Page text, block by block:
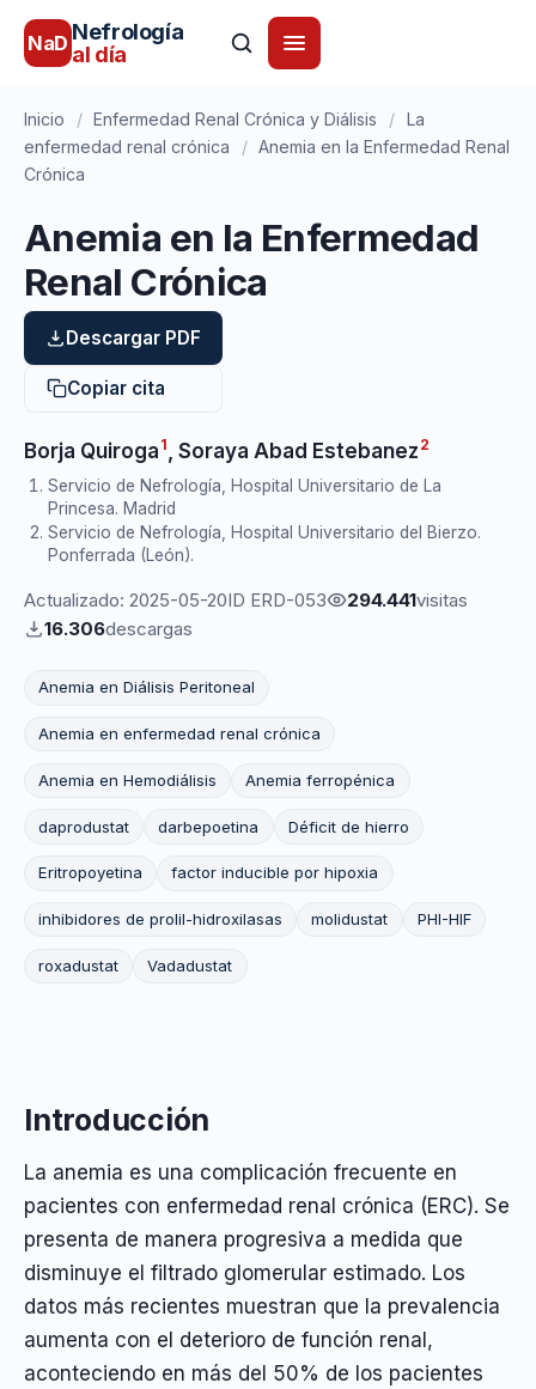
NaD Nefrología
al día
Inicio / Enfermedad Renal Crónica y Diálisis / La
enfermedad renal crónica
/ Anemia en la Enfermedad Renal
Crónica
Anemia en la Enfermedad
Renal Crónica
Descargar PDF
Copiar cita
Borja Quiroga 1 Soraya Abad Estebanez 2
Servicio de Nefrología, Hospital Universitario de La
Princesa. Madrid
Servicio de Nefrología, Hospital Universitario del Bierzo.
Ponferrada (León).
Actualizado: 2025-05-20ID ERD-053 294.441visitas
16.306descargas
Anemia en Diálisis Peritoneal
Anemia en enfermedad renal crónica
Anemia en Hemodiálisis Anemia ferropénica
daprodustat darbepoetina Déficit de hierro
Eritropoyetina factor inducible por hipoxia
inhibidores de prolil-hidroxilasas molidustat PHI-HIF
roxadustat Vadadustat
Introducción
La anemia es una complicación frecuente en
pacientes con enfermedad renal crónica (ERC). Se
presenta de manera progresiva a medida que
disminuye el filtrado glomerular estimado. Los
datos más recientes muestran que la prevalencia
aumenta con el deterioro de función renal,
aconteciendo en más del 50% de los pacientes